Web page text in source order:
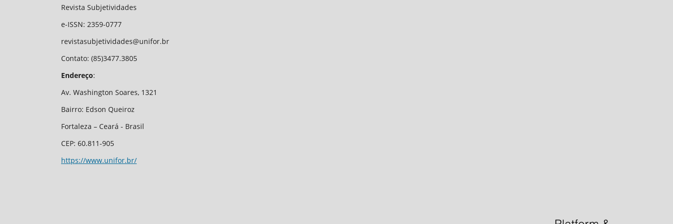
Revista Subjetividades
e-ISSN: 2359-0777
revistasubjetividades@unifor.br
Contato: (85)3477.3805
Endereço:
Av. Washington Soares, 1321
Bairro: Edson Queiroz
Fortaleza – Ceará - Brasil
CEP: 60.811-905
https://www.unifor.br/